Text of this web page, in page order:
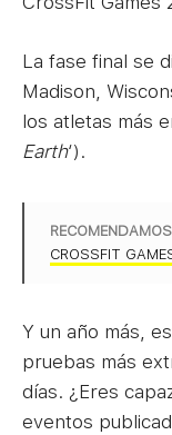
La fase final se
Madison,
los atletas más
Earth‘).
RECOMENDAMOS
CROSSFIT
Y un año más,
pruebas más
días. ¿Eres
eventos